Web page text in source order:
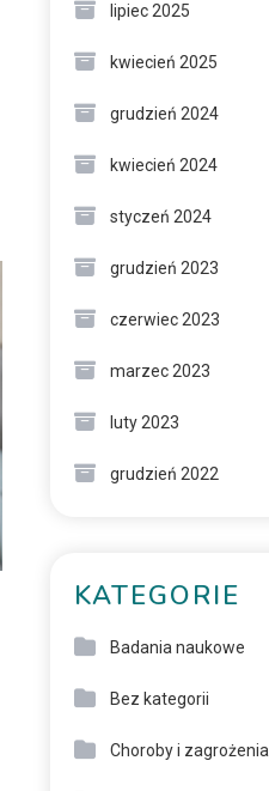
lipiec 2025
kwiecień 2025
grudzień 2024
kwiecień 2024
styczeń 2024
grudzień 2023
czerwiec 2023
marzec 2023
luty 2023
grudzień 2022
KATEGORIE
Badania naukowe
Bez kategorii
Choroby i zagrożenia